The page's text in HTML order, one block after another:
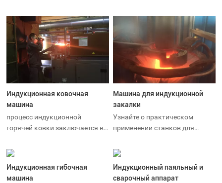
Индукционная ковочная
машина
процесс индукционной
горячей ковки заключается в
до температуры ковки, а затем
помощью молотка, пресса или
Машина для индукционной
закалки
Узнайте о практическом
применении станков для
автомобилестроении,
производстве инструментов.
Индукционная гибочная
машина
Индукционный паяльный и
сварочный аппарат